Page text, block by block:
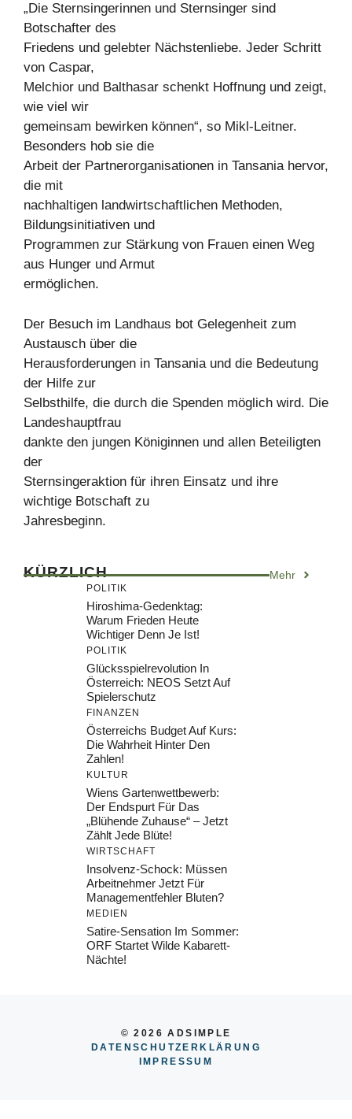
„Die Sternsingerinnen und Sternsinger sind
Botschafter des
Friedens und gelebter Nächstenliebe. Jeder Schritt
von Caspar,
Melchior und Balthasar schenkt Hoffnung und zeigt,
wie viel wir
gemeinsam bewirken können“, so Mikl-Leitner.
Besonders hob sie die
Arbeit der Partnerorganisationen in Tansania hervor,
die mit
nachhaltigen landwirtschaftlichen Methoden,
Bildungsinitiativen und
Programmen zur Stärkung von Frauen einen Weg
aus Hunger und Armut
ermöglichen.
Der Besuch im Landhaus bot Gelegenheit zum
Austausch über die
Herausforderungen in Tansania und die Bedeutung
der Hilfe zur
Selbsthilfe, die durch die Spenden möglich wird. Die
Landeshauptfrau
dankte den jungen Königinnen und allen Beteiligten
der
Sternsingeraktion für ihren Einsatz und ihre
wichtige Botschaft zu
Jahresbeginn.
KÜRZLICH Mehr
POLITIK
Hiroshima-Gedenktag:
Warum Frieden Heute
Wichtiger Denn Je Ist!
POLITIK
Glücksspielrevolution In
Österreich: NEOS Setzt Auf
Spielerschutz
FINANZEN
Österreichs Budget Auf Kurs:
Die Wahrheit Hinter Den
Zahlen!
KULTUR
Wiens Gartenwettbewerb:
Der Endspurt Für Das
„Blühende Zuhause“ – Jetzt
Zählt Jede Blüte!
WIRTSCHAFT
Insolvenz-Schock: Müssen
Arbeitnehmer Jetzt Für
Managementfehler Bluten?
MEDIEN
Satire-Sensation Im Sommer:
ORF Startet Wilde Kabarett-
Nächte!
© 2026 ADSIMPLE
DATENSCHUTZERKLÄRUNG
IMPRESSUM